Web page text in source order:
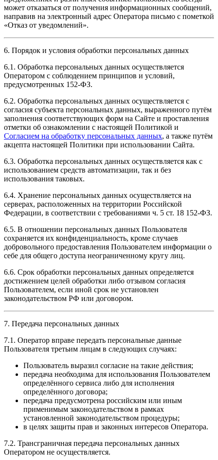
может отказаться от получения информационных сообщений,
направив на электронный адрес Оператора письмо с пометкой
«Отказ от уведомлений».
6. Порядок и условия обработки персональных данных
6.1. Обработка персональных данных осуществляется
Оператором с соблюдением принципов и условий,
предусмотренных 152-ФЗ.
6.2. Обработка персональных данных осуществляется с
согласия субъекта персональных данных, выраженного путём
заполнения соответствующих форм на Сайте и проставления
отметки об ознакомлении с настоящей Политикой и
Согласием на обработку персональных данных, а также путём
акцепта настоящей Политики при использовании Сайта.
6.3. Обработка персональных данных осуществляется как с
использованием средств автоматизации, так и без
использования таковых.
6.4. Хранение персональных данных осуществляется на
серверах, расположенных на территории Российской
Федерации, в соответствии с требованиями ч. 5 ст. 18 152-ФЗ.
6.5. В отношении персональных данных Пользователя
сохраняется их конфиденциальность, кроме случаев
добровольного предоставления Пользователем информации о
себе для общего доступа неограниченному кругу лиц.
6.6. Срок обработки персональных данных определяется
достижением целей обработки либо отзывом согласия
Пользователем, если иной срок не установлен
законодательством РФ или договором.
7. Передача персональных данных
7.1. Оператор вправе передать персональные данные
Пользователя третьим лицам в следующих случаях:
Пользователь выразил согласие на такие действия;
передача необходима для использования Пользователем
определённого сервиса либо для исполнения
определённого договора;
передача предусмотрена российским или иным
применимым законодательством в рамках
установленной законодательством процедуры;
в целях защиты прав и законных интересов Оператора.
7.2. Трансграничная передача персональных данных
Оператором не осуществляется.